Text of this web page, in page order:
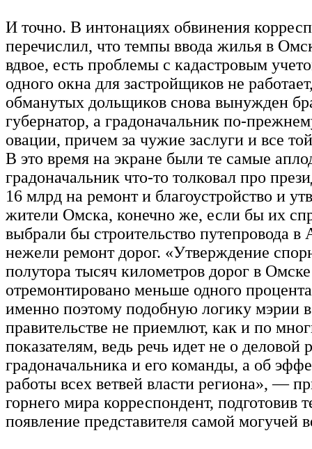
И точно. В интонациях обвинения
перечислил, что темпы ввода жилья в
вдвое, есть проблемы с кадастровым
одного окна для застройщиков не
обманутых дольщиков снова вынужден
губернатор, а градоначальник по-
овации, причем за чужие заслуги и все
В это время на экране были те самые
градоначальник что-то толковал про
16 млрд на ремонт и благоустройство и
жители Омска, конечно же, если бы их
выбрали бы строительство путепровода в
нежели ремонт дорог. «Утверждение
полутора тысяч километров дорог в
отремонтировано меньше одного
именно поэтому подобную логику мэрии
правительстве не приемлют, как и по
показателям, ведь речь идет не о деловой
градоначальника и его команды, а об
работы всех ветвей власти региона», —
горнего мира корреспондент, подготовив
появление представителя самой могучей